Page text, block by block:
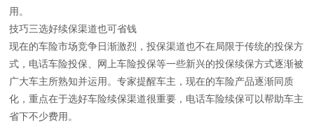
用。
技巧三选好续保渠道也可省钱
现在的车险市场竞争日渐激烈，投保渠道也不在局限于传统的投保方
式，电话车险投保、网上车险投保等一些新兴的投保续保方式逐渐被
广大车主所熟知并运用。专家提醒车主，现在的车险产品逐渐同质
化，重点在于选好车险续保渠道很重要，电话车险续保可以帮助车主
省下不少费用。